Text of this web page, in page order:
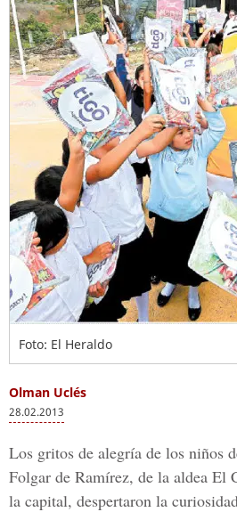
Foto: El Heraldo
Olman Uclés
28.02.2013
Los gritos de alegría de los niños
Folgar de Ramírez, de la aldea El
la capital, despertaron la